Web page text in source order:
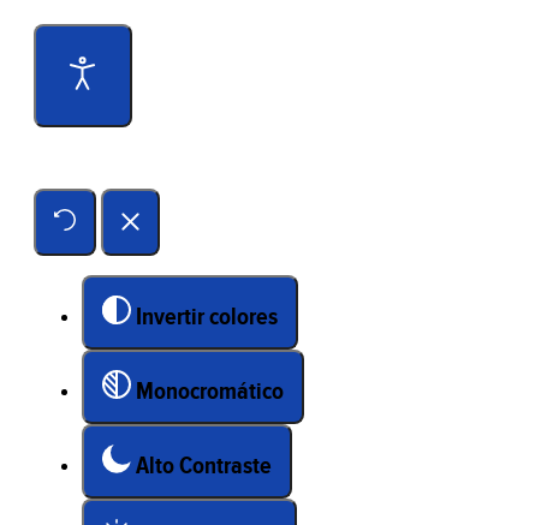
Invertir colores
Monocromático
Alto Contraste